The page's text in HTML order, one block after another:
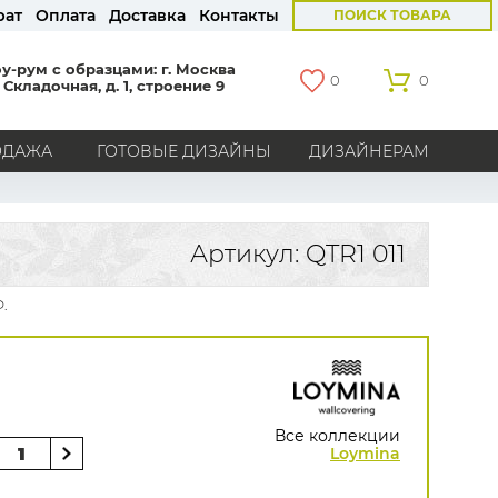
Оплата Доставка Контакты ПОИСК ТОВАРА
рум с образцами: г. Москва
Складочная, д. 1, строение 9
0 0
ГОТОВЫЕ ДИЗАЙНЫ ДИЗАЙНЕРАМ
Америка
Англия Бельгия
Германия
Голландия
Россия Все страны
York
Bernardo Bartalucci
Zambaiti
AS Creation
Hygge Roll
Grandeco
Артикул: QTR1 011
Все коллекции
Loymina